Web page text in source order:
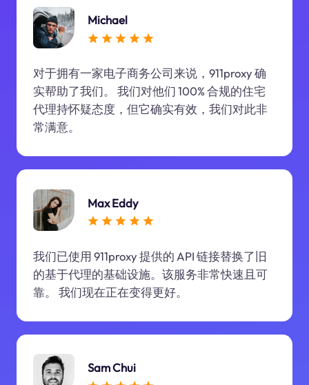
Michael
对于拥有一家电子商务公司来说，911proxy 确
实帮助了我们。 我们对他们 100% 合规的住宅
代理持怀疑态度，但它确实有效，我们对此非
常满意。
Max Eddy
我们已使用 911proxy 提供的 API 链接替换了旧
的基于代理的基础设施。该服务非常快速且可
靠。 我们现在正在变得更好。
Sam Chui